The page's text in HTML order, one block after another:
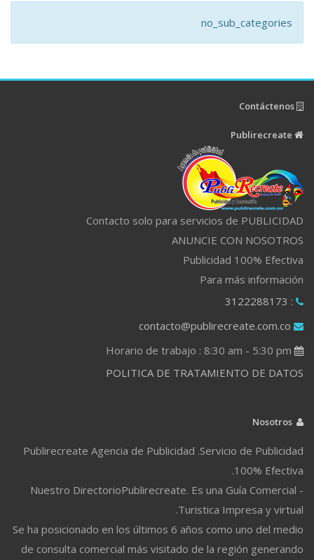
no_sub_categories
Contacto solo para servicios de PUBLICIDAD
ANUNCIE CON NOSOTROS
Publicidad 100% Efectiva
Para más información
: 3122288173
contacto@publirecreate.com.co
POLITICA DE TRATAMIENTO DE DATOS
Publirecreate Agencia de Publicidad .Servicio de Publicidad
100% Efectiva.
Nuestro DirectorioPublirecreate. Es una Guía Comercial -
Turistica Impresa y virtual.
Se ha posicionado en los últimos 6 años como uno del medio
de consulta comercial más visitado de la región generando